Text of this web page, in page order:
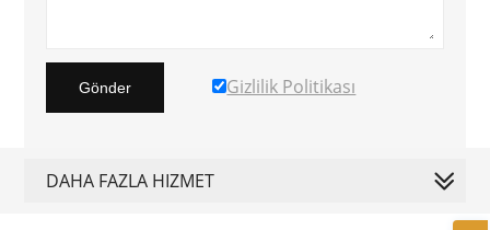
Gönder Gizlilik Politikası
DAHA FAZLA HIZMET